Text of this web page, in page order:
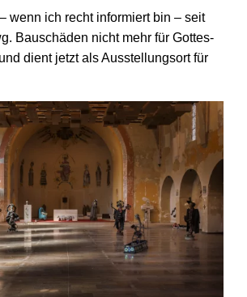
wenn ich recht informiert bin – seit
Bauschäden nicht mehr für Gottes­
dient jetzt als Ausstellungs­ort für